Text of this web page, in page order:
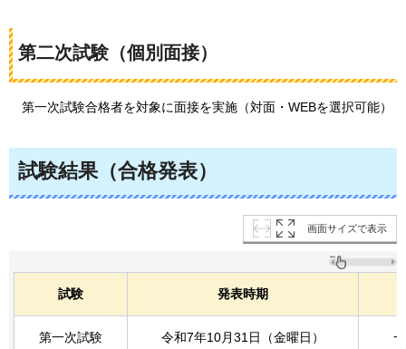
第二次試験（個別面接）
第一次試験合格者を対象に面接を実施（対面・WEBを選択可能）
試験結果（合格発表）
画面サイズで表示
試験 発表時期
第一次試験 令和7年10月31日（金曜日）